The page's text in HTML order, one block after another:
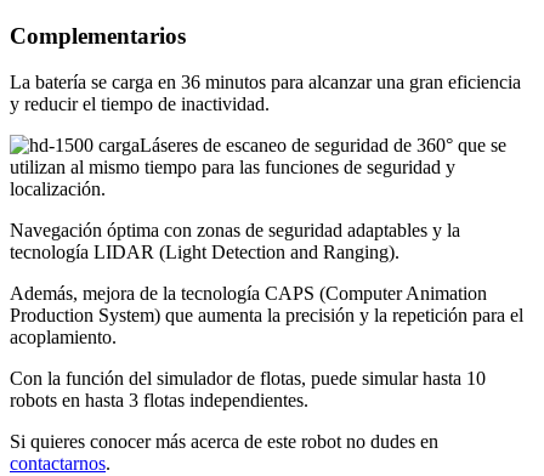
Complementarios
La batería se carga en 36 minutos para alcanzar una gran eficiencia
y reducir el tiempo de inactividad.
Láseres de escaneo de seguridad de 360° que se
utilizan al mismo tiempo para las funciones de seguridad y
localización.
Navegación óptima con zonas de seguridad adaptables y la
tecnología LIDAR (Light Detection and Ranging).
Además, mejora de la tecnología CAPS (Computer Animation
Production System) que aumenta la precisión y la repetición para el
acoplamiento.
Con la función del simulador de flotas, puede simular hasta 10
robots en hasta 3 flotas independientes.
Si quieres conocer más acerca de este robot no dudes en
contactarnos.